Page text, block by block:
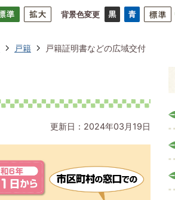
背景色変更
戸籍 戸籍証明書などの広域交付
更新日：2024年03月19日